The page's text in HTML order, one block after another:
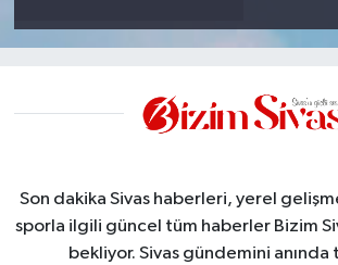
Son dakika Sivas haberleri, yerel
sporla ilgili güncel tüm haberler Bizim
bekliyor. Sivas gündemini anında